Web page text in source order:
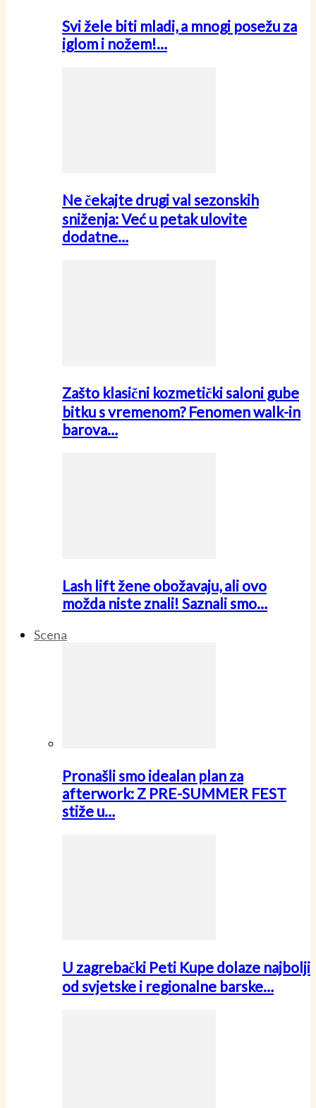
Svi žele biti mladi, a mnogi posežu za
iglom i nožem!…
Ne čekajte drugi val sezonskih
sniženja: Već u petak ulovite
dodatne…
Zašto klasični kozmetički saloni gube
bitku s vremenom? Fenomen walk-in
barova…
Lash lift žene obožavaju, ali ovo
možda niste znali! Saznali smo…
Scena
Pronašli smo idealan plan za
afterwork: Z PRE-SUMMER FEST
stiže u…
U zagrebački Peti Kupe dolaze najbolji
od svjetske i regionalne barske…